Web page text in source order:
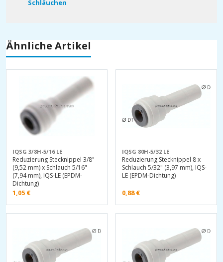
Schläuchen
Ähnliche Artikel
IQSG 3/8H-5/16 LE
Reduzierung Stecknippel 3/8"
(9,52 mm) x Schlauch 5/16"
(7,94 mm), IQS-LE (EPDM-
Dichtung)
1,05 €
IQSG 80H-5/32 LE
Reduzierung Stecknippel 8 x
Schlauch 5/32" (3,97 mm), IQS-
LE (EPDM-Dichtung)
0,88€